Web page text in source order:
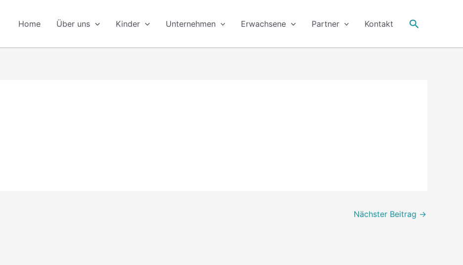
Home Über uns Kinder Unternehmen Erwachsene Partner Kontakt Suche
Nächster Beitrag →